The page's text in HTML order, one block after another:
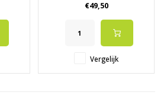
✔️ Bronzer
✔️ Volledig natuurlijk
✔️ Geschikt voor de meest
gevoelige en probleemhuid.
€49,50
Vergelijk